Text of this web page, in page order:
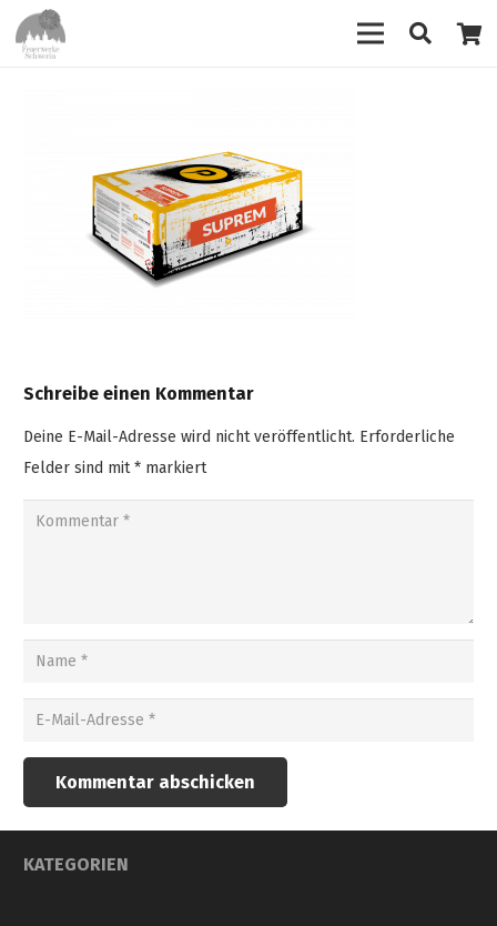
Schreibe einen Kommentar
Deine E-Mail-Adresse wird nicht veröffentlicht. Erforderliche
Felder sind mit* markiert
Kommentar abschicken
KATEGORIEN